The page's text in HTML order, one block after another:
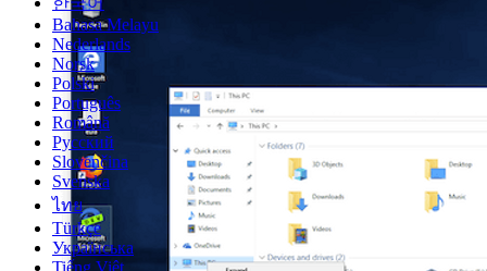
Bahasa Melayu
Nederlands
Norsk
Polski
Português
Română
Русский
Slovenčina
Svenska
ไทย
Türkçe
Українська
Tiếng Việt